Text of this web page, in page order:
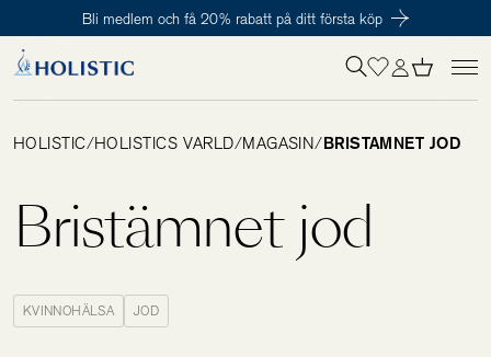
Bli medlem och få 20% rabatt på ditt första köp
Kit
Tillagd i varukorgen Till kassan
För att påbörja en prenumeration hos oss så behöver du vara medlem i
Holistic Club. Det är helt kostnadsfritt.
HOLISTIC/HOLISTICS VÄRLD/MAGASIN/BRISTÄMNET JOD
Bristämnet jod
KVINNOHÄLSA JOD